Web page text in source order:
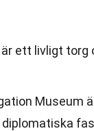
ett livligt torg
Museum
diplomatiska